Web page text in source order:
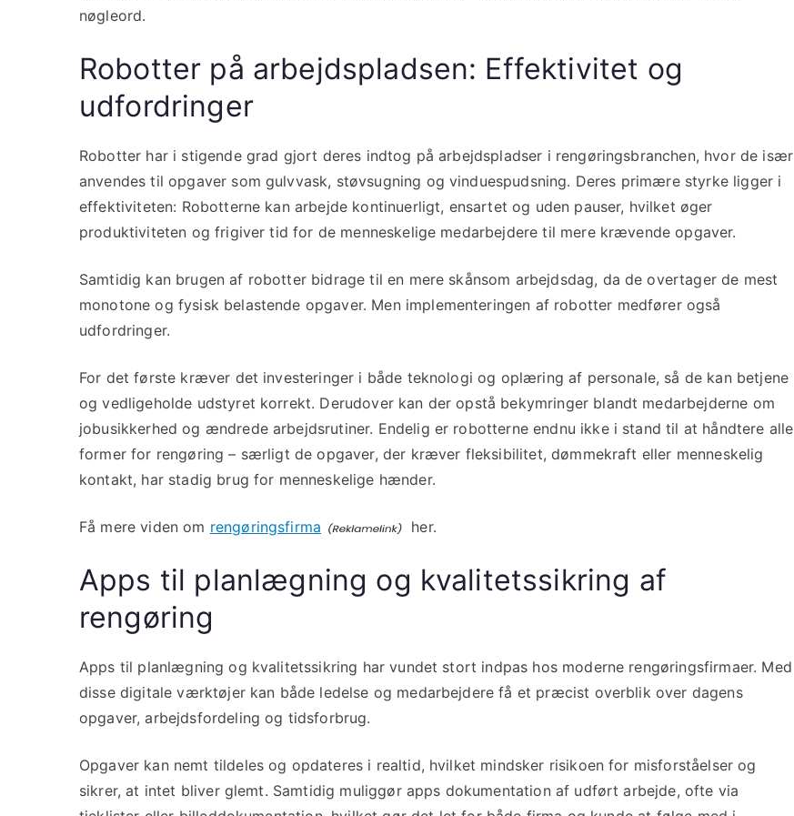
nøgleord.
Robotter på arbejdspladsen: Effektivitet og
udfordringer
Robotter har i stigende grad gjort deres indtog på arbejdspladser i rengøringsbranchen, hvor de især
anvendes til opgaver som gulvvask, støvsugning og vinduespudsning. Deres primære styrke ligger i
effektiviteten: Robotterne kan arbejde kontinuerligt, ensartet og uden pauser, hvilket øger
produktiviteten og frigiver tid for de menneskelige medarbejdere til mere krævende opgaver.
Samtidig kan brugen af robotter bidrage til en mere skånsom arbejdsdag, da de overtager de mest
monotone og fysisk belastende opgaver. Men implementeringen af robotter medfører også
udfordringer.
For det første kræver det investeringer i både teknologi og oplæring af personale, så de kan betjene
og vedligeholde udstyret korrekt. Derudover kan der opstå bekymringer blandt medarbejderne om
jobusikkerhed og ændrede arbejdsrutiner. Endelig er robotterne endnu ikke i stand til at håndtere alle
former for rengøring – særligt de opgaver, der kræver fleksibilitet, dømmekraft eller menneskelig
kontakt, har stadig brug for menneskelige hænder.
Få mere viden om rengøringsfirma her.
Apps til planlægning og kvalitetssikring af
rengøring
Apps til planlægning og kvalitetssikring har vundet stort indpas hos moderne rengøringsfirmaer. Med
disse digitale værktøjer kan både ledelse og medarbejdere få et præcist overblik over dagens
opgaver, arbejdsfordeling og tidsforbrug.
Opgaver kan nemt tildeles og opdateres i realtid, hvilket mindsker risikoen for misforståelser og
sikrer, at intet bliver glemt. Samtidig muliggør apps dokumentation af udført arbejde, ofte via